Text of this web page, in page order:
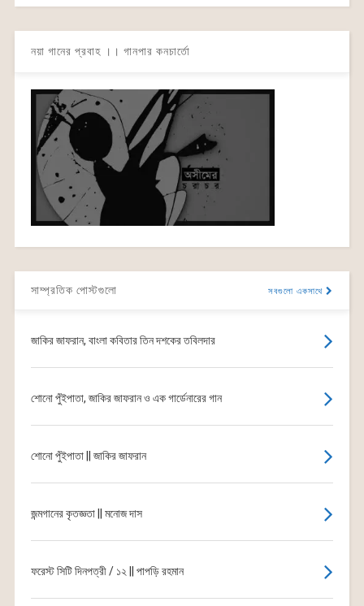
নয়া গানের প্রবাহ ।। গানপার কনচার্তো
সাম্প্রতিক পোস্টগুলো সবগুলো একসাথে
জাকির জাফরান, বাংলা কবিতার তিন দশকের তবিলদার
শোনো পুঁইপাতা, জাকির জাফরান ও এক গার্ডেনারের গান
শোনো পুঁইপাতা || জাকির জাফরান
জন্মগানের কৃতজ্ঞতা || মনোজ দাস
ফরেস্ট সিটি দিনপত্রী / ১২ || পাপড়ি রহমান